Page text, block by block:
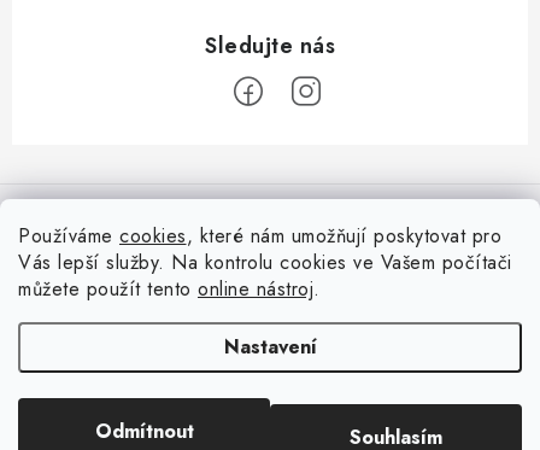
Používáme cookies, které nám umožňují poskytovat pro
Vás lepší služby. Na kontrolu cookies ve Vašem počítači
můžete použít tento online nástroj.
Nastavení
Odmítnout Souhlasím
á
Doprava
Oblíbené ♥️
Hodnocení obchodu
Nepřehlédněte
Blog s nápady a návody
Slovník pojmů, české návody
. Všechna práva vyhrazena.Upravit nastavení